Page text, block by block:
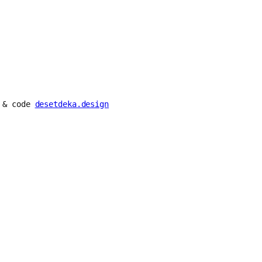
code desetdeka.design